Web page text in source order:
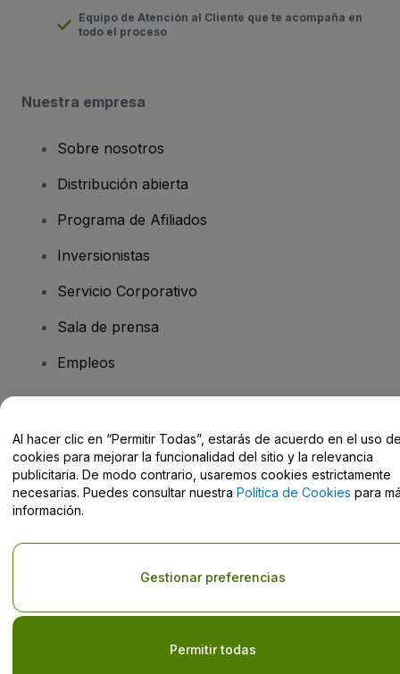
Equipo de Atención al Cliente que te acompaña en
todo el proceso
Nuestra empresa
Sobre nosotros
Distribución abierta
Programa de Afiliados
Inversionistas
Servicio Corporativo
Sala de prensa
Empleos
Centro de Ayuda / Contacto
Derechos reservados © viagogo GmbH 2026 Datos de la Empresa
El uso de este sitio web constituye la aceptación de los
y de laPolítica de Privacidad para Móviles
Al hacer clic en “Permitir Todas”, estarás de acuerdo en el uso
cookies para mejorar la funcionalidad del sitio y la relevancia
publicitaria. De modo contrario, usaremos cookies estrictamente
necesarias. Puedes consultar nuestra Política de Cookies para
información.
Permitir todas
Gestionar preferencias